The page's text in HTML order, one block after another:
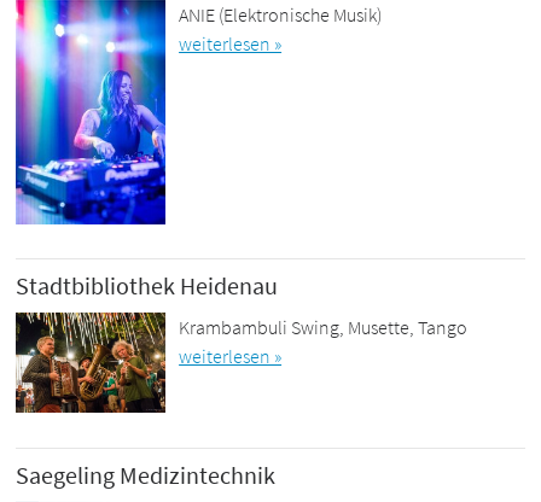
ANIE (Elektronische Musik)
weiterlesen »
Stadtbibliothek Heidenau
Krambambuli Swing, Musette, Tango
weiterlesen »
Saegeling Medizintechnik